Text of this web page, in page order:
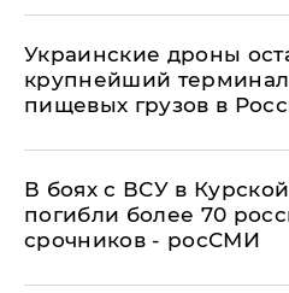
Украинские дроны
крупнейший
пищевых грузов в
В боях с ВСУ в
погибли более 70
срочников - росСМИ